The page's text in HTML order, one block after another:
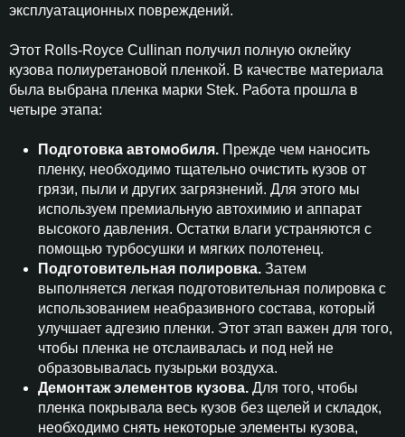
эксплуатационных повреждений.
Этот Rolls-Royce Cullinan получил полную оклейку
кузова полиуретановой пленкой. В качестве материала
была выбрана пленка марки Stek. Работа прошла в
четыре этапа:
Подготовка автомобиля. Прежде чем наносить
пленку, необходимо тщательно очистить кузов от
грязи, пыли и других загрязнений. Для этого мы
используем премиальную автохимию и аппарат
высокого давления. Остатки влаги устраняются с
помощью турбосушки и мягких полотенец.
Подготовительная полировка. Затем
выполняется легкая подготовительная полировка с
использованием неабразивного состава, который
улучшает адгезию пленки. Этот этап важен для того,
чтобы пленка не отслаивалась и под ней не
образовывалась пузырьки воздуха.
Демонтаж элементов кузова. Для того, чтобы
пленка покрывала весь кузов без щелей и складок,
необходимо снять некоторые элементы кузова,